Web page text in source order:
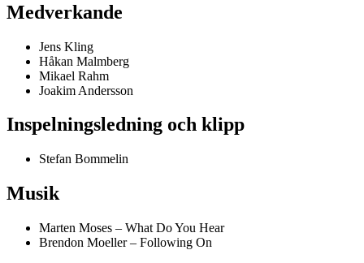
Medverkande
Jens Kling
Håkan Malmberg
Mikael Rahm
Joakim Andersson
Inspelningsledning och klipp
Stefan Bommelin
Musik
Marten Moses – What Do You Hear
Brendon Moeller – Following On